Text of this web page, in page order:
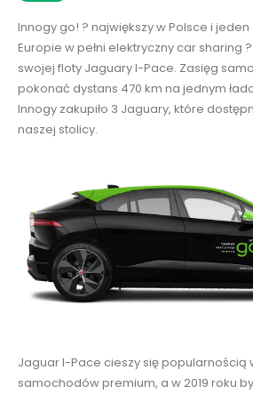
Innogy go! ? największy w Polsce i
Europie w pełni elektryczny car sharing
swojej floty Jaguary I-Pace. Zasięg
pokonać dystans 470 km na jednym
Innogy zakupiło 3 Jaguary, które
naszej stolicy.
Jaguar I-Pace cieszy się popularnością
samochodów premium, a w 2019 roku